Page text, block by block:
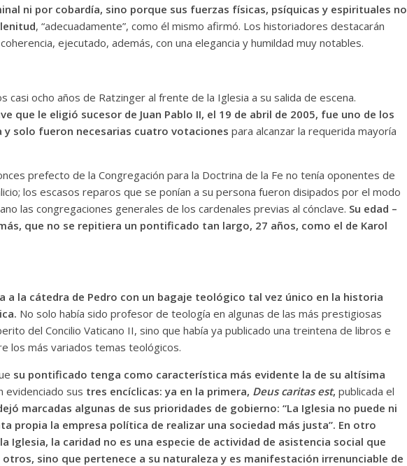
ni por cobardía, sino porque sus fuerzas físicas, psíquicas y espirituales no
, “adecuadamente”, como él mismo afirmó. Los historiadores destacarán
ejecutado, además, con una elegancia y humildad muy notables.
casi ocho años de Ratzinger al frente de la Iglesia a su salida de escena.
que le eligió sucesor de Juan Pablo II, el 19 de abril de 2005, fue uno de los
y solo fueron necesarias cuatro votaciones para alcanzar la requerida mayoría
prefecto de la Congregación para la Doctrina de la Fe no tenía oponentes de
los escasos reparos que se ponían a su persona fueron disipados por el modo
las congregaciones generales de los cardenales previas al cónclave. Su edad –
que no se repitiera un pontificado tan largo, 27 años, como el de Karol
a la cátedra de Pedro con un bagaje teológico tal vez único en la historia
No solo había sido profesor de teología en algunas de las más prestigiosas
del Concilio Vaticano II, sino que había ya publicado una treintena de libros e
los más variados temas teológicos.
su pontificado tenga como característica más evidente la de su altísima
evidenciado sus tres encíclicas: ya en la primera, Deus caritas est, publicada el
marcadas algunas de sus prioridades de gobierno: “La Iglesia no puede ni
propia la empresa política de realizar una sociedad más justa”. En otro
Iglesia, la caridad no es una especie de actividad de asistencia social que
sino que pertenece a su naturaleza y es manifestación irrenunciable de